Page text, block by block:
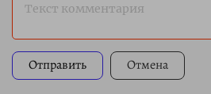
Текст комментария
Отправить Отмена